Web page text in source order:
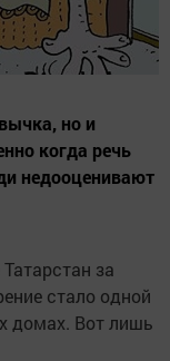
но и
когда речь
недооценивают
за
стало одной
домах. Вот лишь